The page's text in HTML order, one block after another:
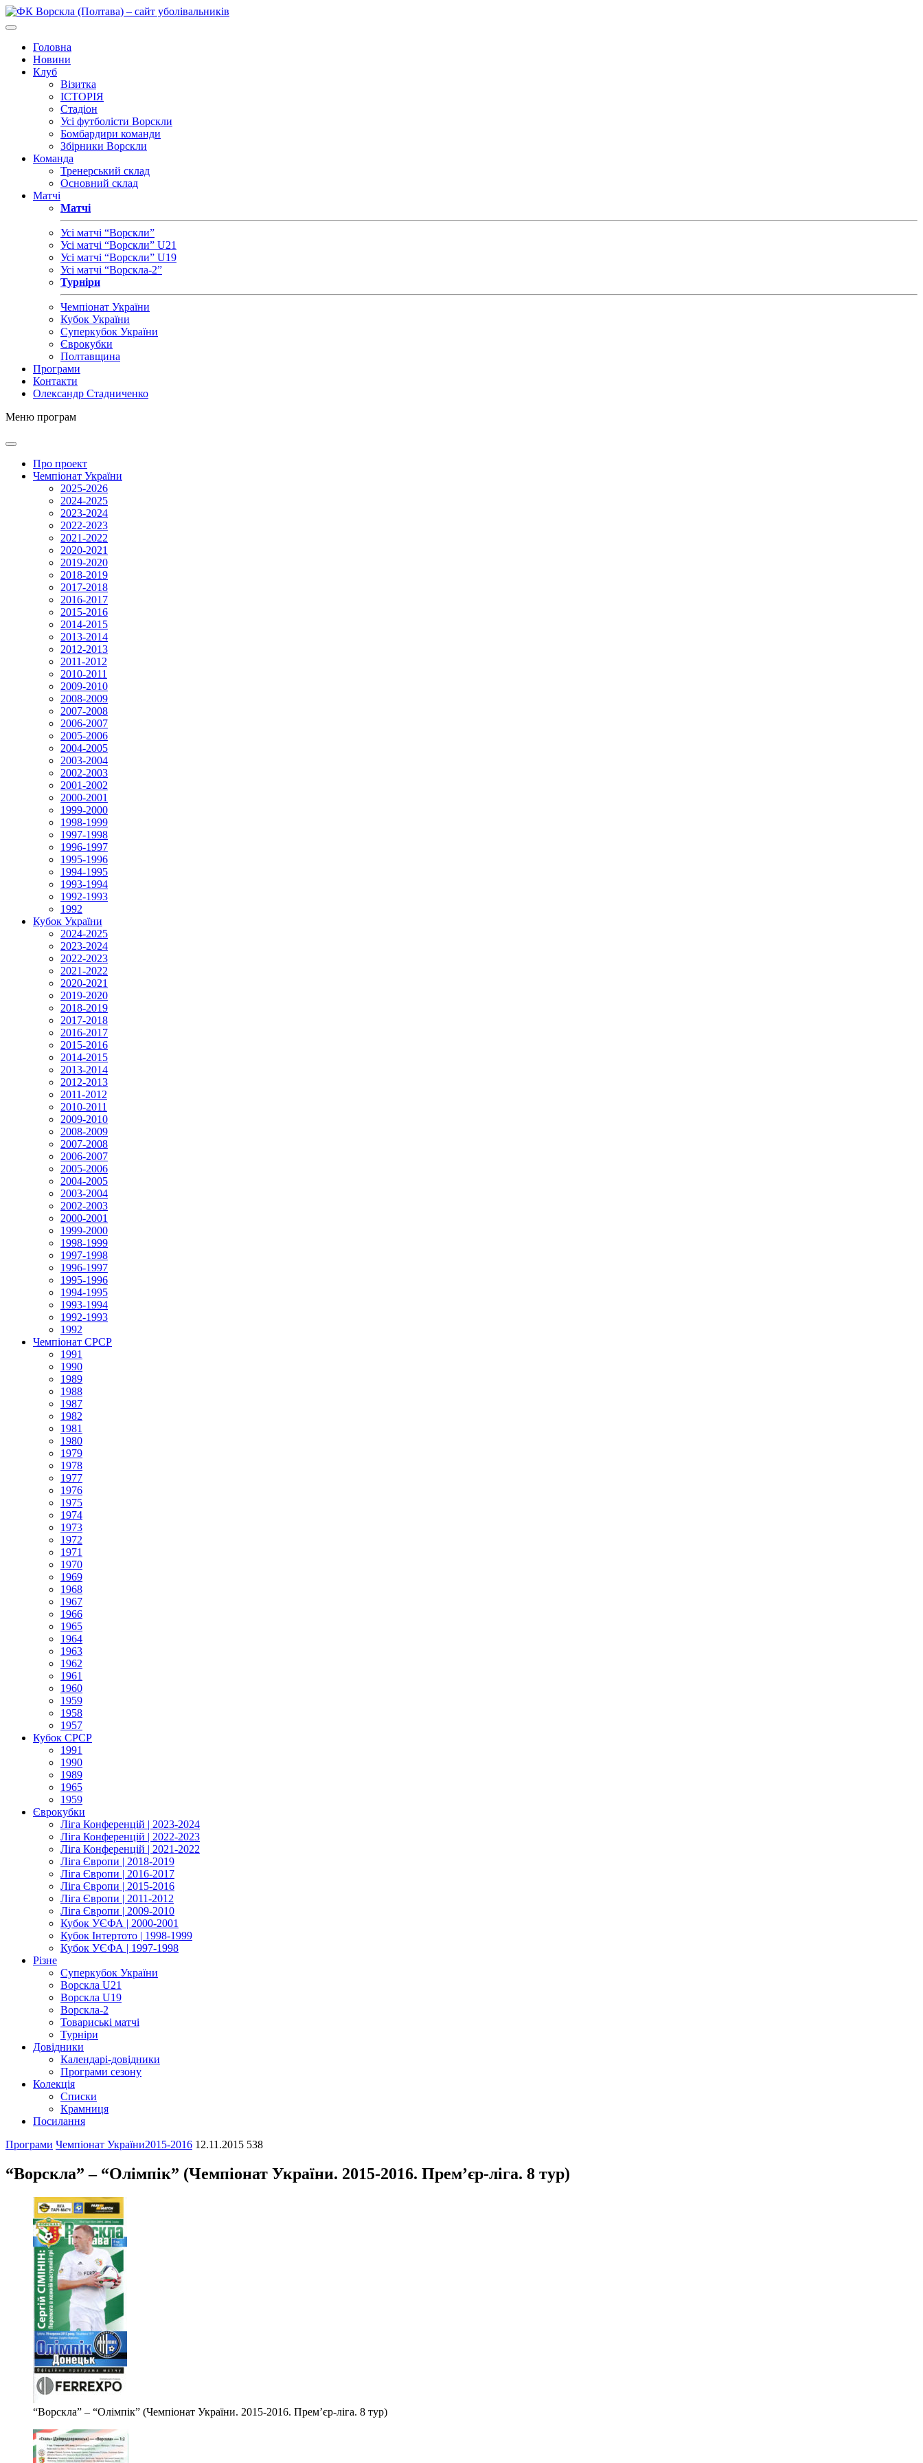
Головна
Новини
Клуб
Візитка
ІСТОРІЯ
Стадіон
Усі футболісти Ворскли
Бомбардири команди
Збірники Ворскли
Команда
Тренерський склад
Основний склад
Матчі
Матчі
Усі матчі “Ворскли”
Усі матчі “Ворскли” U21
Усі матчі “Ворскли” U19
Усі матчі “Ворскла-2”
Турніри
Чемпіонат України
Кубок України
Суперкубок України
Єврокубки
Полтавщина
Програми
Контакти
Олександр Стадниченко
Меню програм
Про проект
Чемпіонат України
2025-2026
2024-2025
2023-2024
2022-2023
2021-2022
2020-2021
2019-2020
2018-2019
2017-2018
2016-2017
2015-2016
2014-2015
2013-2014
2012-2013
2011-2012
2010-2011
2009-2010
2008-2009
2007-2008
2006-2007
2005-2006
2004-2005
2003-2004
2002-2003
2001-2002
2000-2001
1999-2000
1998-1999
1997-1998
1996-1997
1995-1996
1994-1995
1993-1994
1992-1993
1992
Кубок України
2024-2025
2023-2024
2022-2023
2021-2022
2020-2021
2019-2020
2018-2019
2017-2018
2016-2017
2015-2016
2014-2015
2013-2014
2012-2013
2011-2012
2010-2011
2009-2010
2008-2009
2007-2008
2006-2007
2005-2006
2004-2005
2003-2004
2002-2003
2000-2001
1999-2000
1998-1999
1997-1998
1996-1997
1995-1996
1994-1995
1993-1994
1992-1993
1992
Чемпіонат СРСР
1991
1990
1989
1988
1987
1982
1981
1980
1979
1978
1977
1976
1975
1974
1973
1972
1971
1970
1969
1968
1967
1966
1965
1964
1963
1962
1961
1960
1959
1958
1957
Кубок СРСР
1991
1990
1989
1965
1959
Єврокубки
Ліга Конференцій | 2023-2024
Ліга Конференцій | 2022-2023
Ліга Конференцій | 2021-2022
Ліга Європи | 2018-2019
Ліга Європи | 2016-2017
Ліга Європи | 2015-2016
Ліга Європи | 2011-2012
Ліга Європи | 2009-2010
Кубок УЄФА | 2000-2001
Кубок Інтертото | 1998-1999
Кубок УЄФА | 1997-1998
Різне
Суперкубок України
Ворскла U21
Ворскла U19
Ворскла-2
Товариські матчі
Турніри
Довідники
Календарі-довідники
Програми сезону
Колекція
Списки
Крамниця
Посилання
Програми Чемпіонат України2015-2016 12.11.2015 538
“Ворскла” – “Олімпік” (Чемпіонат України. 2015-2016. Прем’єр-ліга. 8 тур)
“Ворскла” – “Олімпік” (Чемпіонат України. 2015-2016. Прем’єр-ліга. 8 тур)